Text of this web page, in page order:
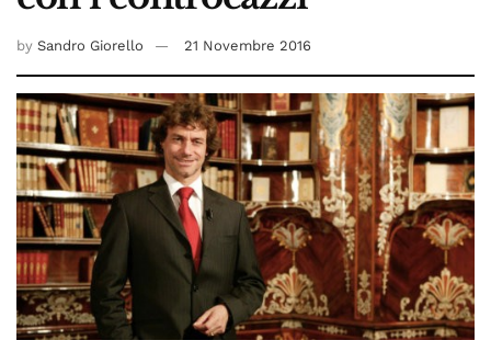
by Sandro Giorello 21 Novembre 2016